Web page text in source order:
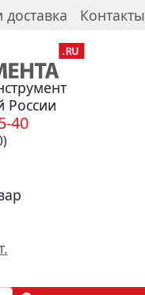
Контакты
России
40